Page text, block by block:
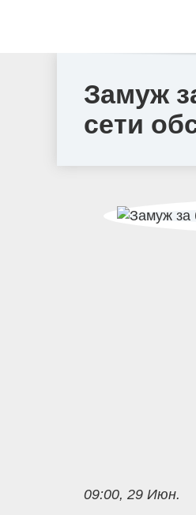
Замуж
сети
09:00, 29 Июн.